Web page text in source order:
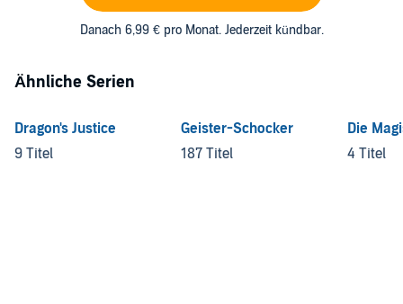
Danach 6,99 € pro Monat. Jederzeit kündbar.
Ähnliche Serien
Dragon's Justice
9 Titel
Geister-Schocker
187 Titel
Die
4 Titel